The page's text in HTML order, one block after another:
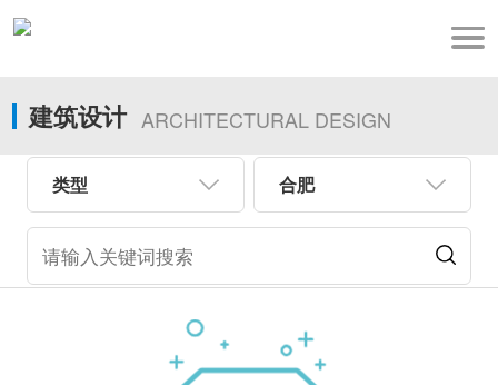
建筑设计 ARCHITECTURAL DESIGN
类型 合肥